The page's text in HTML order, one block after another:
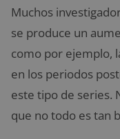
Muchos
se produce un
como por ejemplo,
en los periodos
este tipo de series.
que no todo es tan